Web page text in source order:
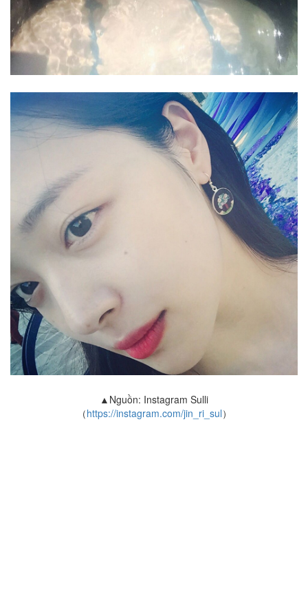
▲Nguồn: Instagram Sulli
（https://instagram.com/jin_ri_sul）